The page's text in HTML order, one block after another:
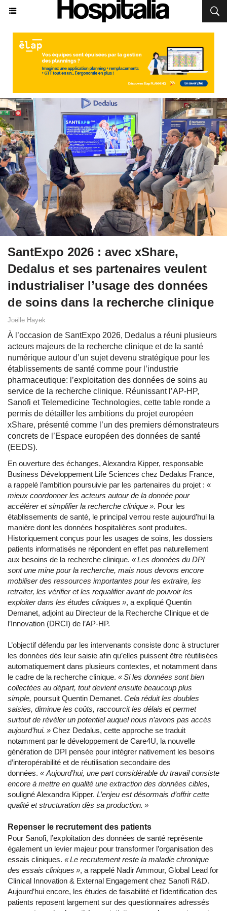
SantExpo 2026 : avec xShare,
Dedalus et ses partenaires veulent
industrialiser l’usage des données
de soins dans la recherche clinique
Joëlle Hayek
À l’occasion de SantExpo 2026, Dedalus a réuni plusieurs
acteurs majeurs de la recherche clinique et de la santé
numérique autour d’un sujet devenu stratégique pour les
établissements de santé comme pour l’industrie
pharmaceutique: l’exploitation des données de soins au
service de la recherche clinique. Réunissant l’AP-HP,
Sanofi et Telemedicine Technologies, cette table ronde a
permis de détailler les ambitions du projet européen
xShare, présenté comme l’un des premiers démonstrateurs
concrets de l’Espace européen des données de santé
(EEDS).
En ouverture des échanges, Alexandra Kipper, responsable
Business Développement Life Sciences chez Dedalus France,
a rappelé l’ambition poursuivie par les partenaires du projet : «
mieux coordonner les acteurs autour de la donnée pour
accélérer et simplifier la recherche clinique ». Pour les
établissements de santé, le principal verrou reste aujourd’hui la
manière dont les données hospitalières sont produites.
Historiquement conçus pour les usages de soins, les dossiers
patients informatisés ne répondent en effet pas naturellement
aux besoins de la recherche clinique. « Les données du DPI
sont une mine pour la recherche, mais nous devons encore
mobiliser des ressources importantes pour les extraire, les
retraiter, les vérifier et les requalifier avant de pouvoir les
exploiter dans les études cliniques », a expliqué Quentin
Demanet, adjoint au Directeur de la Recherche Clinique et de
l’Innovation (DRCI) de l’AP-HP.
L’objectif défendu par les intervenants consiste donc à structurer
les données dès leur saisie afin qu’elles puissent être réutilisées
automatiquement dans plusieurs contextes, et notamment dans
le cadre de la recherche clinique. « Si les données sont bien
collectées au départ, tout devient ensuite beaucoup plus
simple, poursuit Quentin Demanet. Cela réduit les doubles
saisies, diminue les coûts, raccourcit les délais et permet
surtout de révéler un potentiel auquel nous n’avons pas accès
aujourd’hui. » Chez Dedalus, cette approche se traduit
notamment par le développement de Care4U, la nouvelle
génération de DPI pensée pour intégrer nativement les besoins
d’interopérabilité et de réutilisation secondaire des
données. « Aujourd’hui, une part considérable du travail consiste
encore à mettre en qualité une extraction des données cibles,
souligné Alexandra Kipper. L’enjeu est désormais d’offrir cette
qualité et structuration dès sa production. »
Repenser le recrutement des patients
Pour Sanofi, l’exploitation des données de santé représente
également un levier majeur pour transformer l’organisation des
essais cliniques. « Le recrutement reste la maladie chronique
des essais cliniques », a rappelé Nadir Ammour, Global Lead for
Clinical Innovation & External Engagement chez Sanofi R&D.
Aujourd’hui encore, les études de faisabilité et l’identification des
patients reposent largement sur des questionnaires adressés